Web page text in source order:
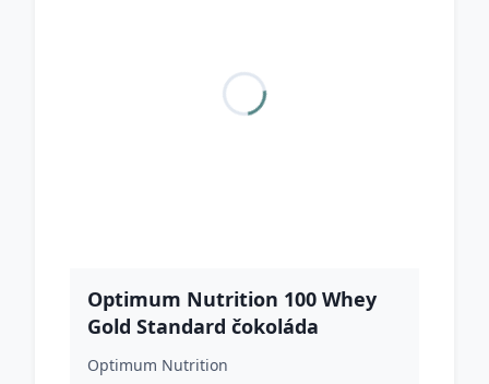
Optimum Nutrition 100 Whey
Gold Standard čokoláda
arašidové maslo
Optimum Nutrition